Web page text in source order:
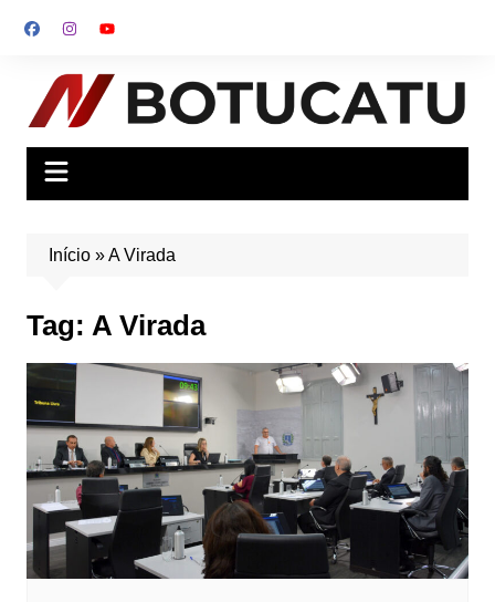
para
conteúdo
Início»A Virada
Tag: A Virada